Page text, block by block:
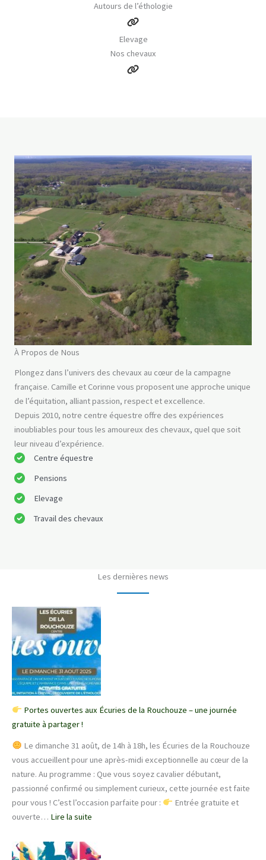
Autours de l’éthologie
Elevage
Nos chevaux
À Propos de Nous
Plongez dans l’univers des chevaux au cœur de la campagne
française. Camille et Corinne vous proposent une approche unique
de l’équitation, alliant passion, respect et excellence.
Depuis 2010, notre centre équestre offre des expériences
inoubliables pour tous les amoureux des chevaux, quel que soit
leur niveau d’expérience.
Centre équestre
Pensions
Elevage
Travail des chevaux
Les dernières news
Portes ouvertes aux Écuries de la Rouchouze – une journée
gratuite à partager !
Le dimanche 31 août, de 14h à 18h, les Écuries de la Rouchouze
vous accueillent pour une après-midi exceptionnelle au cœur de la
nature. Au programme : Que vous soyez cavalier débutant,
passionné confirmé ou simplement curieux, cette journée est faite
pour vous ! C’est l’occasion parfaite pour :
Entrée gratuite et
ouverte… Lire la suite